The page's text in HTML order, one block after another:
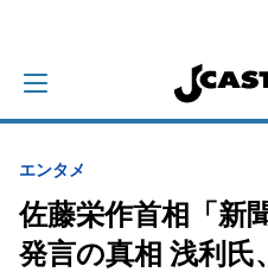
エンタメ
佐藤栄作首相「新
発言の真相 浅利氏